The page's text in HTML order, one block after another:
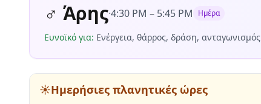
♂ Άρης·4:30 PM – 5:45 PM Ημέρα
Ευνοϊκό για: Ενέργεια, θάρρος, δράση, ανταγωνισμός
☀️Ημερήσιες πλανητικές ώρες